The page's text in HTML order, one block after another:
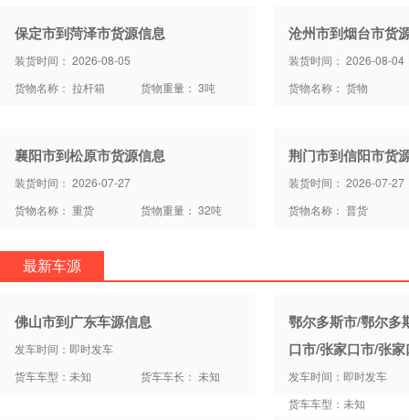
保定市到菏泽市货源信息
装货时间： 2026-08-05
货物名称： 拉杆箱
货物重量： 3吨
沧州市到烟台市货
装货时间： 2026-08-04
货物名称： 货物
襄阳市到松原市货源信息
装货时间： 2026-07-27
货物名称： 重货
货物重量： 32吨
荆门市到信阳市货
装货时间： 2026-07-27
货物名称： 普货
最新车源
佛山市到广东车源信息
发车时间：即时发车
货车车型：未知
货车车长： 未知
鄂尔多斯市/鄂尔多
口市/张家口市/张
发车时间：即时发车
货车车型：未知